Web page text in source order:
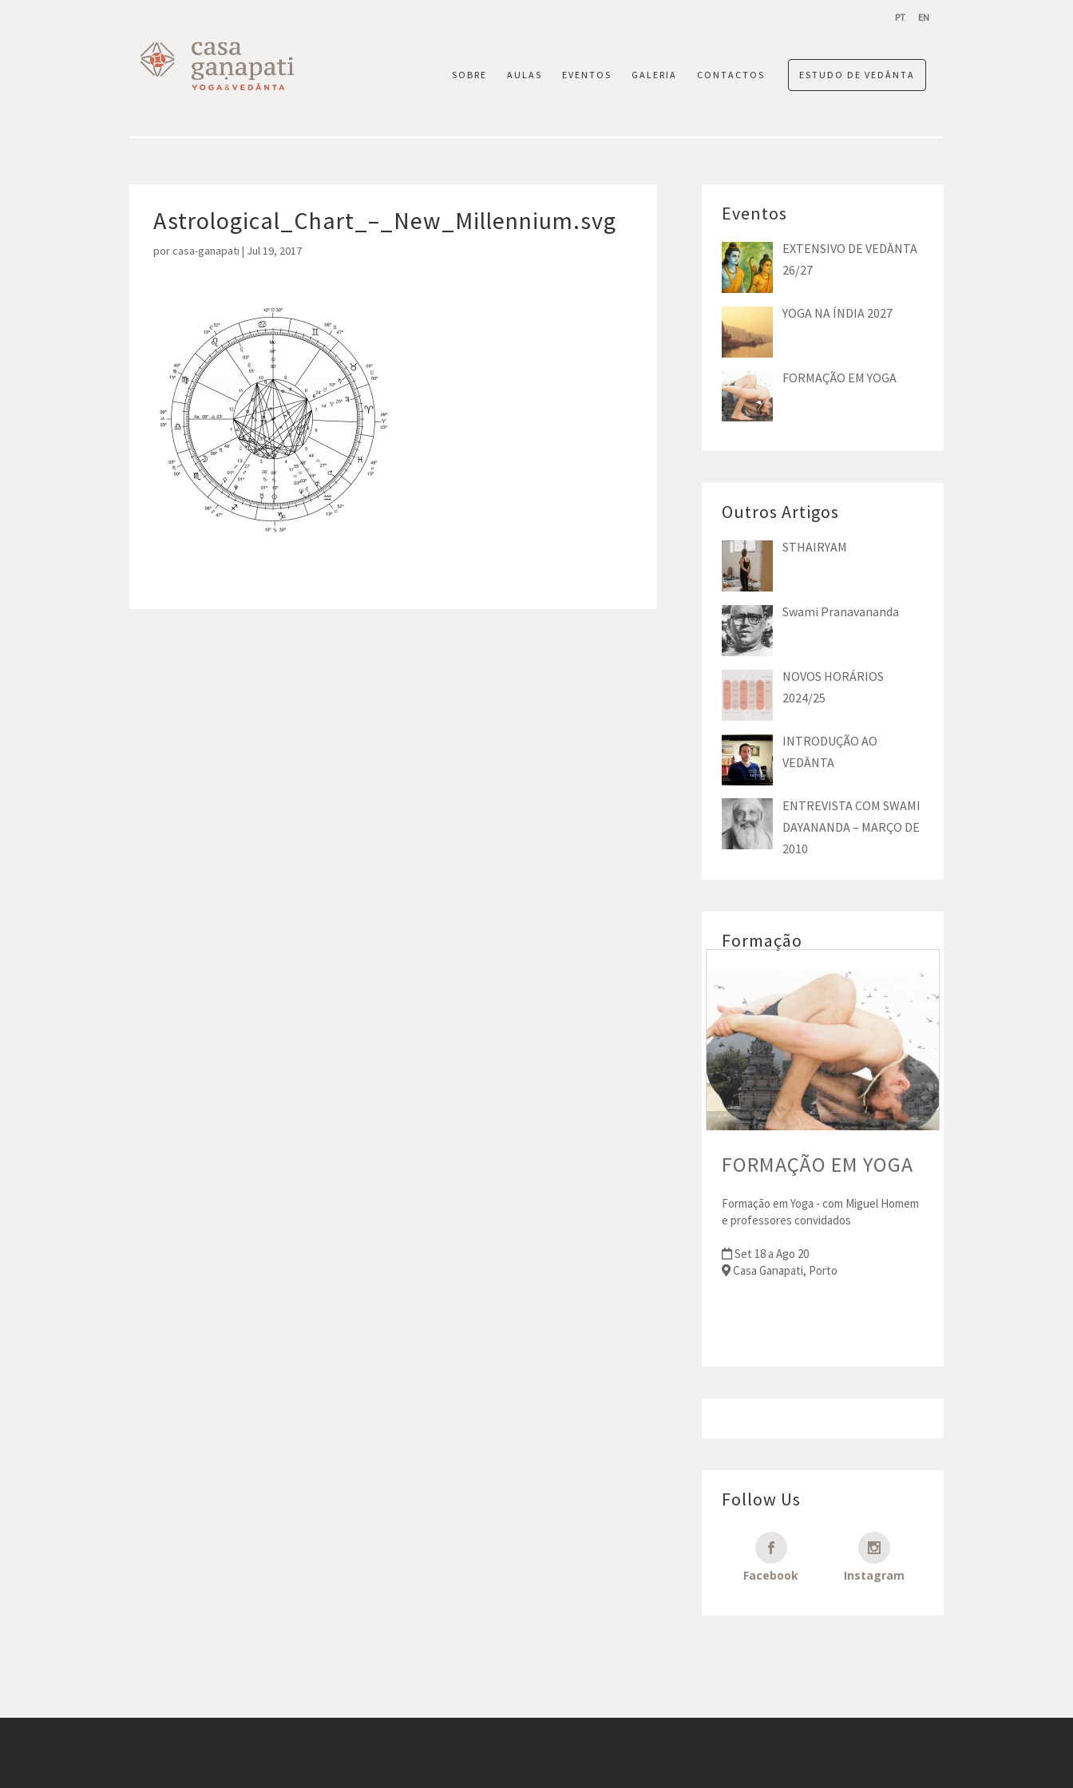
PT EN
SOBRE AULAS EVENTOS GALERIA CONTACTOS ESTUDO DE VEDĀNTA
Astrological_Chart_–_New_Millennium.svg
porcasa-ganapati | Jul 19, 2017
Eventos
EXTENSIVO DE VEDĀNTA
26/27
YOGA NA ÍNDIA 2027
FORMAÇÃO EM YOGA
Outros Artigos
STHAIRYAM
Swami Pranavananda
NOVOS HORÁRIOS
2024/25
INTRODUÇÃO AO
VEDĀNTA
ENTREVISTA COM SWAMI
DAYANANDA – MARÇO DE
2010
Formação
FORMAÇÃO EM YOGA
Formação em Yoga - com Miguel Homem
e professores convidados
Set 18 a Ago 20
Casa Ganapati, Porto
Follow Us
Facebook Instagram